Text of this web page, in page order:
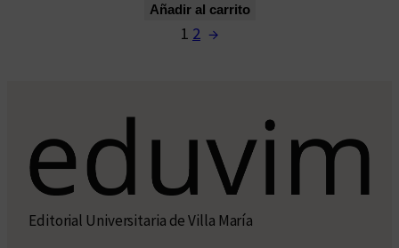
Añadir al carrito
1 2 →
Editorial Universitaria de Villa María